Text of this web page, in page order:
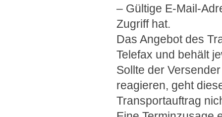
– Gültige E-Mail-
Zugriff hat.
Das Angebot des
Telefax und behält
Sollte der
reagieren, geht
Transportauftrag